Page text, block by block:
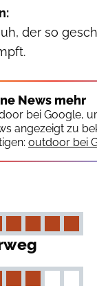
der so
News mehr
bei Google,
angezeigt zu
outdoor bei